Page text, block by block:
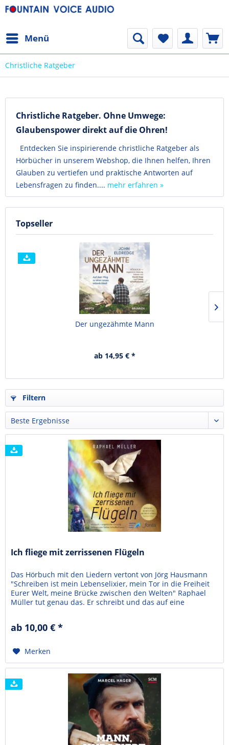
Menü
Christliche Ratgeber
Christliche Ratgeber. Ohne Umwege:
Glaubenspower direkt auf die Ohren!
Entdecken Sie inspirierende christliche Ratgeber als
Hörbücher in unserem Webshop, die Ihnen helfen, Ihren
Glauben zu vertiefen und praktische Antworten auf
Lebensfragen zu finden.... mehr erfahren »
Topseller
Der ungezähmte Mann
ab 14,95 € *
Filtern
Ich fliege mit zerrissenen Flügeln
Das Hörbuch mit den Liedern vertont von Jörg Hausmann
"Schreiben ist mein Lebenselixier, mein Tor in die Freiheit
Eurer Welt, meine Brücke zwischen den Welten" Raphael
Müller tut genau das. Er schreibt und das auf eine
Zeit wurde der Familie bewusst, dass in einem...
ab 10,00 € *
Merken